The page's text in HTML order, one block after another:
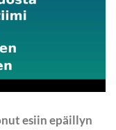
esiin epäillyn